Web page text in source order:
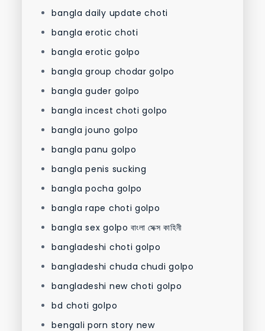
bangla daily update choti
bangla erotic choti
bangla erotic golpo
bangla group chodar golpo
bangla guder golpo
bangla incest choti golpo
bangla jouno golpo
bangla panu golpo
bangla penis sucking
bangla pocha golpo
bangla rape choti golpo
bangla sex golpo বাংলা সেক্স কাহিনী
bangladeshi choti golpo
bangladeshi chuda chudi golpo
bangladeshi new choti golpo
bd choti golpo
bengali porn story new